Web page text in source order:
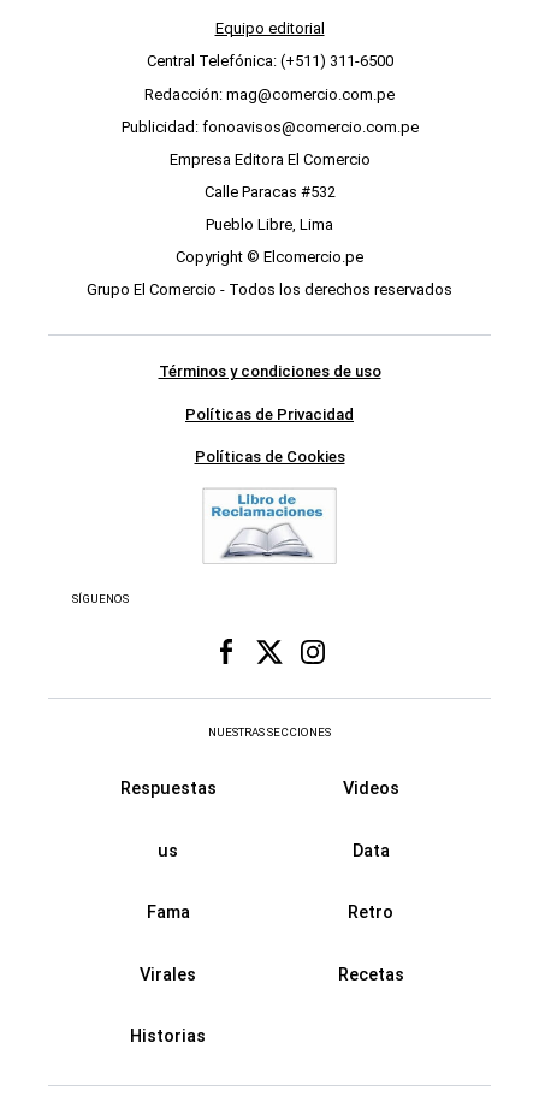
Equipo editorial
Central Telefónica: (+511) 311-6500
Redacción: mag@comercio.com.pe
Publicidad: fonoavisos@comercio.com.pe
Empresa Editora El Comercio
Calle Paracas #532
Pueblo Libre, Lima
Copyright © Elcomercio.pe
Grupo El Comercio - Todos los derechos reservados
Términos y condiciones de uso
Políticas de Privacidad
Políticas de Cookies
SÍGUENOS
NUESTRAS SECCIONES
Respuestas Videos
us Data
Fama Retro
Virales Recetas
Historias